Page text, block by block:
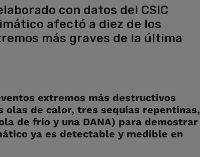
con datos del CSIC
afectó a diez de los
más graves de la última
extremos más destructivos
olas de calor, tres sequías repentinas,
de frío y una DANA) para demostrar
ya es detectable y medible en